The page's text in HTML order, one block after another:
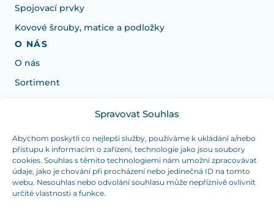
Spravovat Souhlas
Abychom poskytli co nejlepší služby, používáme k ukládání a/nebo
přístupu k informacím o zařízení, technologie jako jsou soubory
cookies. Souhlas s těmito technologiemi nám umožní zpracovávat
údaje, jako je chování při procházení nebo jedinečná ID na tomto
webu. Nesouhlas nebo odvolání souhlasu může nepříznivě ovlivnit
určité vlastnosti a funkce.
Spojovací prvky
Kovové šrouby, matice a podložky
O NÁS
O nás
Sortiment
Potrebujete poradiť s výberom?
Sme tu pre vás Pondelok-Štvrtok od: 7:30 - 15:30 hod
a Piatok od 7:30 - 14:30 hod
duranplast@duranplast.sk +421 0905 780 862